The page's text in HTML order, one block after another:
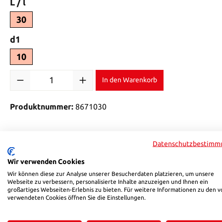
30
d1
10
In den Warenkorb
Produktnummer: 8671030
Produktinformationen "HSB 373"
glatte Ausführung
Wir verwenden Cookies
Wir können diese zur Analyse unserer Besucherdaten platzieren, um unsere
Webseite zu verbessern, personalisierte Inhalte anzuzeigen und Ihnen ein
großartiges Webseiten-Erlebnis zu bieten. Für weitere Informationen zu den
verwendeten Cookies öffnen Sie die Einstellungen.